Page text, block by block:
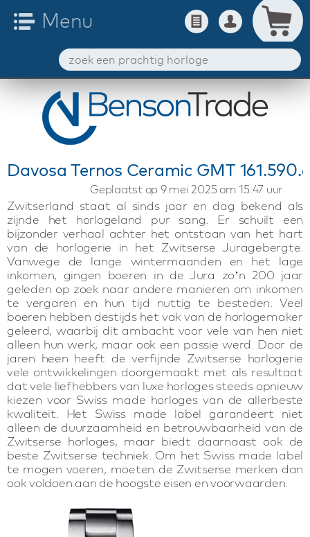
Davosa Ternos Ceramic GMT
Geplaatst op 9 mei 2025 om 15:47 uur
Zwitserland staat al sinds jaar en dag bekend als
zijnde het horlogeland pur sang. Er schuilt een
bijzonder verhaal achter het ontstaan van het hart
van de horlogerie in het Zwitserse Juragebergte.
Vanwege de lange wintermaanden en het lage
inkomen, gingen boeren in de Jura zo’n 200 jaar
geleden op zoek naar andere manieren om inkomen
te vergaren en hun tijd nuttig te besteden. Veel
boeren hebben destijds het vak van de horlogemaker
geleerd, waarbij dit ambacht voor vele van hen niet
alleen hun werk, maar ook een passie werd. Door de
jaren heen heeft de verfijnde Zwitserse horlogerie
vele ontwikkelingen doorgemaakt met als resultaat
dat vele liefhebbers van luxe horloges steeds opnieuw
kiezen voor Swiss made horloges van de allerbeste
kwaliteit. Het Swiss made label garandeert niet
alleen de duurzaamheid en betrouwbaarheid van de
Zwitserse horloges, maar biedt daarnaast ook de
beste Zwitserse techniek. Om het Swiss made label
te mogen voeren, moeten de Zwitserse merken dan
ook voldoen aan de hoogste eisen en voorwaarden.